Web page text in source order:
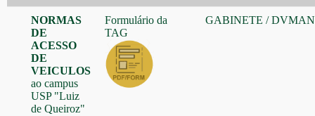
NORMAS
DE
ACESSO
DE
VEICULOS
ao campus
USP "Luiz
de Queiroz"
Formulário da
TAG
GABINETE /